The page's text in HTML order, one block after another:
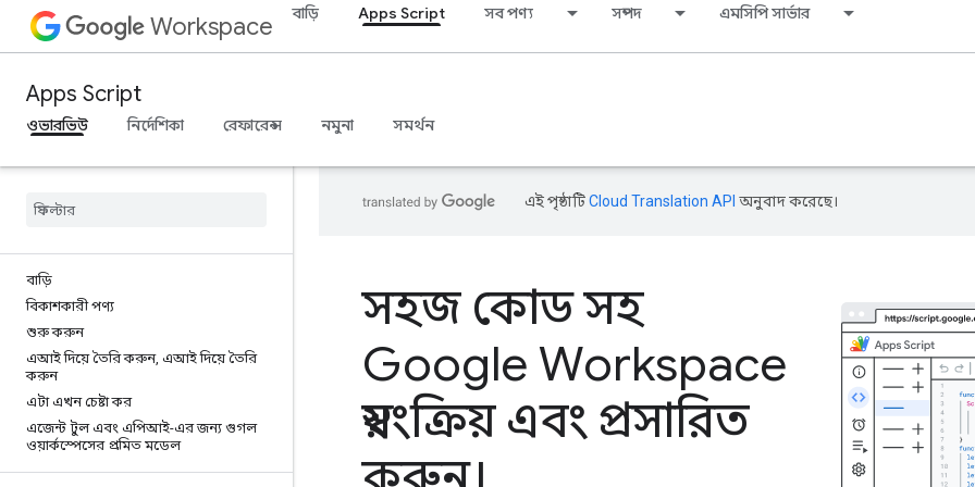
Workspace বাড়ি Apps Script সব পণ্য সম্পদ এমসিপি সার্ভার
Apps Script
ওভারভিউ নির্দেশিকা রেফারেন্স নমুনা সমর্থন
বাড়ি
বিকাশকারী পণ্য
শুরু করুন
এআই দিয়ে তৈরি করুন, এআই দিয়ে তৈরি
করুন
এটা এখন চেষ্টা কর
এজেন্ট টুল এবং এপিআই-এর জন্য গুগল
ওয়ার্কস্পেসের প্রমিত মডেল
এই পৃষ্ঠাটিCloud Translation API অনুবাদ করেছে।
সহজ কোড সহ
Google Workspace
স্বয়ংক্রিয় এবং প্রসারিত